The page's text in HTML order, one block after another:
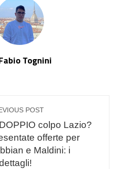
Tognini
POST
DOPPIO colpo Lazio?
offerte per
e Maldini: i